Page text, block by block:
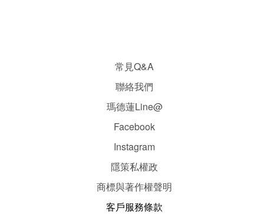
常見Q&A
聯絡我們
瑪德蓮Line@
Facebook
Instagram
隱策私權政
商標與著作權聲明
客戶服務條款